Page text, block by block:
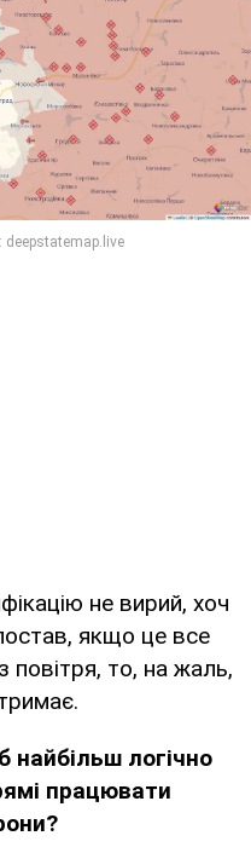
не вирий, хоч
якщо це все
то, на жаль,
найбільш логічно
працювати